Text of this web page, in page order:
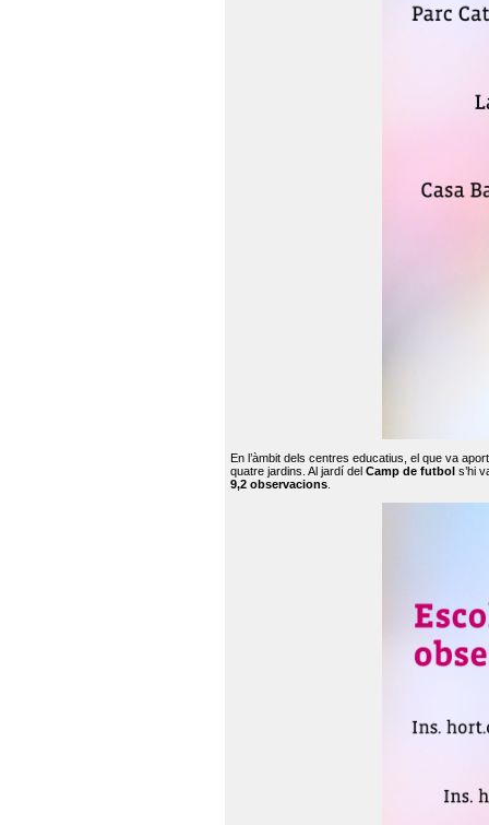
En l’àmbit dels centres educatius, el que va
quatre jardins. Al jardí del Camp de futbol s’hi
9,2 observacions